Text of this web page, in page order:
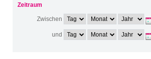
Zeitraum
Zwischen
und